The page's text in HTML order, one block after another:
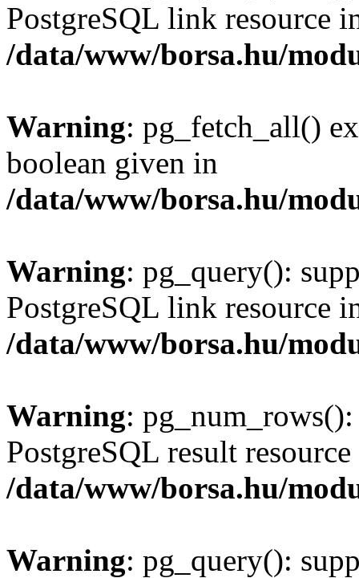
PostgreSQL link resource
/data/www/borsa.hu/
Warning: pg_fetch_all()
boolean given in
/data/www/borsa.hu/
Warning: pg_query():
PostgreSQL link resource
/data/www/borsa.hu/
Warning:
PostgreSQL result
/data/www/borsa.hu/
Warning: pg_query():